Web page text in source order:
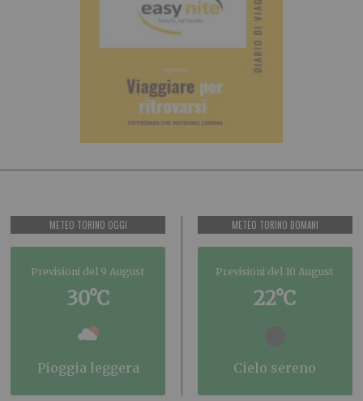
METEO TORINO OGGI
Previsioni del 9 August
30°C
pioggia leggera
METEO TORINO DOMANI
Previsioni del 10 August
22°C
cielo sereno